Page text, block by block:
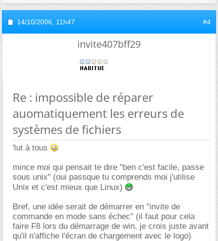
14/10/2006, 11h47 #4
invite407bff29
Re : impossible de réparer
auomatiquement les erreurs de
systèmes de fichiers
'lut à tous
mince moi qui pensait te dire "ben c'est facile, passe
sous unix" (oui passque tu comprends moi j'utilise
Unix et c'est mieux que Linux)
Bref, une idée serait de démarrer en "invite de
commande en mode sans échec" (il faut pour cela
faire F8 lors du démarrage de win, je crois juste avant
qu'il n'affiche l'écran de chargement avec le logo)